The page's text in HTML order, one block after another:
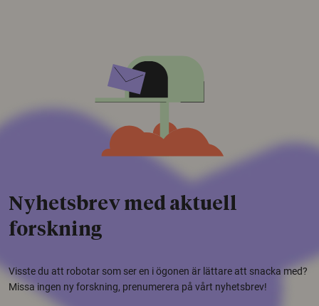
Nyhetsbrev med aktuell
forskning
Visste du att robotar som ser en i ögonen är lättare att snacka med?
Missa ingen ny forskning, prenumerera på vårt nyhetsbrev!